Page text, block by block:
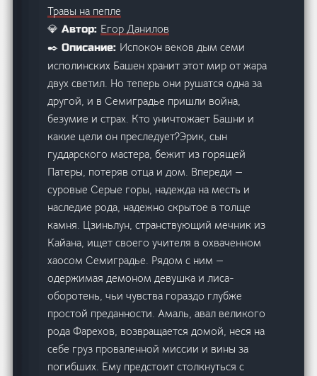
Травы на пепле
💎 Автор: Егор Данилов
✒️ Описание: Испокон веков дым семи
исполинских Башен хранит этот мир от жара
двух светил. Но теперь они рушатся одна за
другой, и в Семиградье пришли война,
безумие и страх. Кто уничтожает Башни и
какие цели он преследует?Эрик, сын
гуддарского мастера, бежит из горящей
Патеры, потеряв отца и дом. Впереди —
суровые Серые горы, надежда на месть и
наследие рода, надежно скрытое в толще
камня. Цзиньлун, странствующий мечник из
Кайана, ищет своего учителя в охваченном
хаосом Семиградье. Рядом с ним —
одержимая демоном девушка и лиса-
оборотень, чьи чувства гораздо глубже
простой преданности. Амаль, авал великого
рода Фарехов, возвращается домой, неся на
себе груз проваленной миссии и вины за
погибших. Ему предстоит столкнуться с